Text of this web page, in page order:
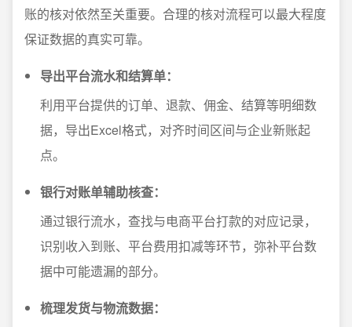
账的核对依然至关重要。合理的核对流程可以最大程度
保证数据的真实可靠。
导出平台流水和结算单：
利用平台提供的订单、退款、佣金、结算等明细数
据，导出Excel格式，对齐时间区间与企业新账起
点。
银行对账单辅助核查：
通过银行流水，查找与电商平台打款的对应记录，
识别收入到账、平台费用扣减等环节，弥补平台数
据中可能遗漏的部分。
梳理发货与物流数据：